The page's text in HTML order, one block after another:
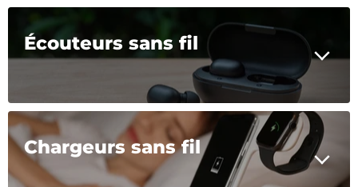
Écouteurs sans fil
Chargeurs sans fil